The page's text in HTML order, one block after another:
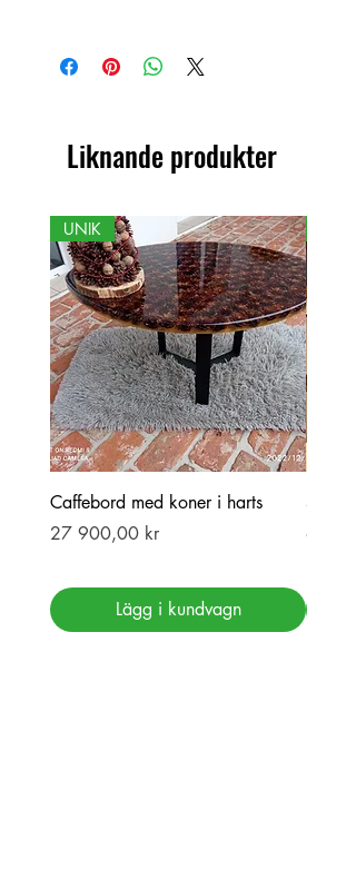
som ett organiskt material med
färgskiftningar. Därför kan skillnader
Liknande produkter
UNIK
Caffebord med koner i harts
Pris
27 900,00 kr
Lägg i kundvagn
Stor
Pris
69